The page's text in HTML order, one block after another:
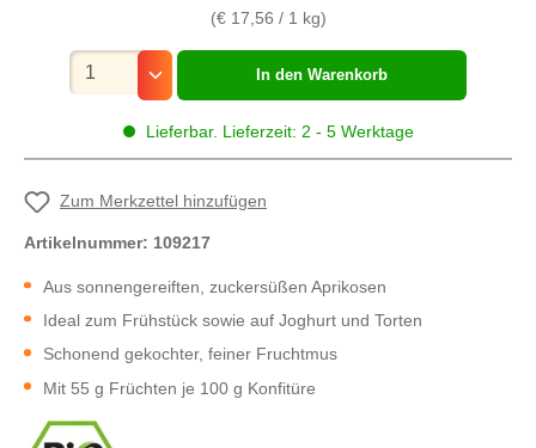
(€ 17,56 / 1 kg)
Lieferbar. Lieferzeit: 2 - 5 Werktage
Mengenauswahl
In den Warenkorb
Zum Merkzettel hinzufügen
Artikelnummer: 109217
Aus sonnengereiften, zuckersüßen Aprikosen
Ideal zum Frühstück sowie auf Joghurt und Torten
Schonend gekochter, feiner Fruchtmus
Mit 55 g Früchten je 100 g Konfitüre